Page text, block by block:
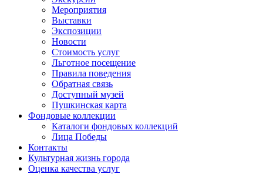
Мероприятия
Выставки
Экспозиции
Новости
Стоимость услуг
Льготное посещение
Правила поведения
Обратная связь
Доступный музей
Пушкинская карта
Фондовые коллекции
Каталоги фондовых коллекций
Лица Победы
Контакты
Культурная жизнь города
Оценка качества услуг